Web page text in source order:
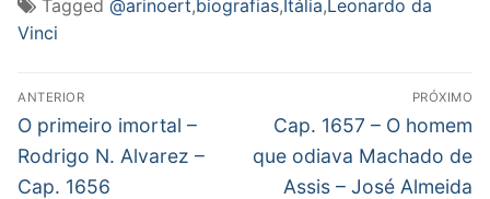
Tagged @arinoert,biografias,Itália,Leonardo da
Vinci
Navegação
de
Post
ANTERIOR
Post
anterior:
O primeiro imortal –
Rodrigo N. Alvarez –
Cap. 1656
PRÓXIMO
Próximo
post:
Cap. 1657 – O homem
que odiava Machado de
Assis – José Almeida